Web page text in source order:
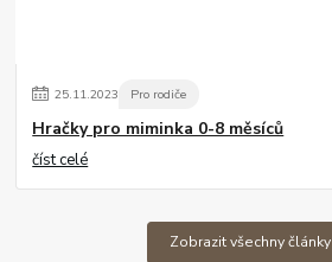
25.11.2023 Pro rodiče
Hračky pro miminka 0-8 měsíců
číst celé
Zobrazit všechny články